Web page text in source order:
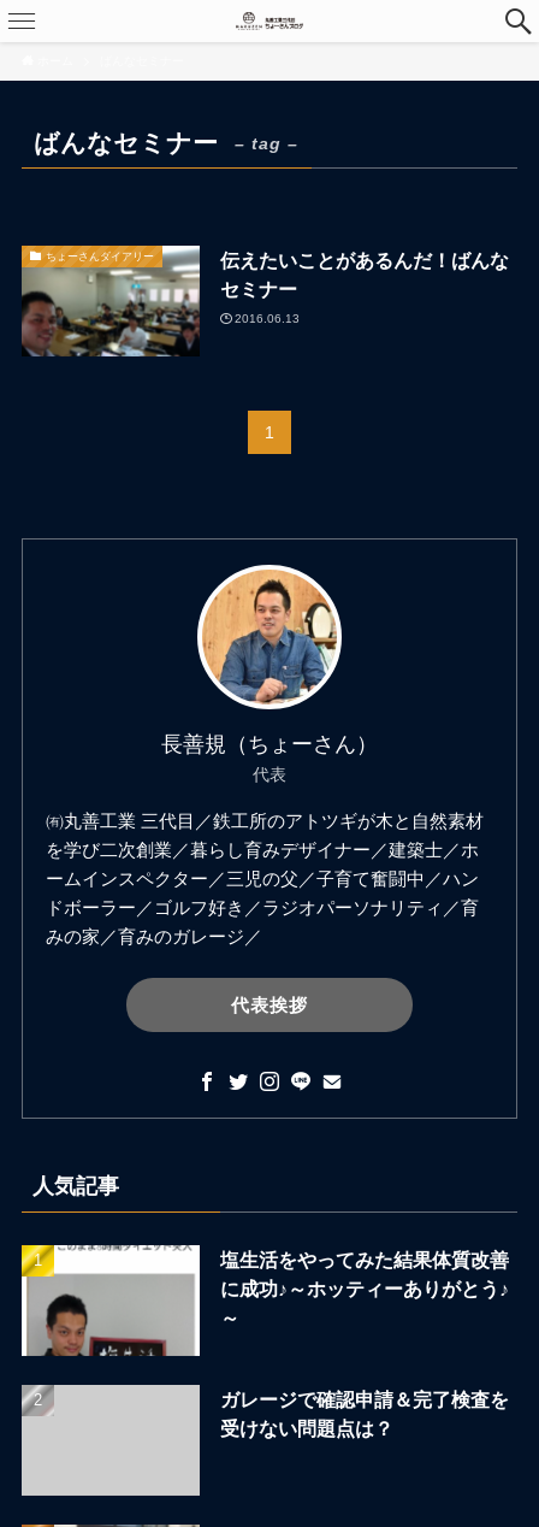
ばんなセミナー – tag –
ちょーさんダイアリー
伝えたいことがあるんだ！ばんな
セミナー
2016.06.13
1
長善規（ちょーさん）
代表
㈲丸善工業 三代目／鉄工所のアトツギが木と自然素材
を学び二次創業／暮らし育みデザイナー／建築士／ホ
ームインスペクター／三児の父／子育て奮闘中／ハン
ドボーラー／ゴルフ好き／ラジオパーソナリティ／育
みの家／育みのガレージ／
代表挨拶
人気記事
塩生活をやってみた結果体質改善
に成功♪～ホッティーありがとう♪
～
ガレージで確認申請＆完了検査を
受けない問題点は？